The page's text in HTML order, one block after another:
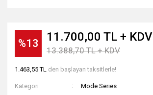
%13 11.700,00 TL + KDV
13.388,70 TL + KDV
1.463,55 TL den başlayan taksitlerle!
Kategori
Mode Series